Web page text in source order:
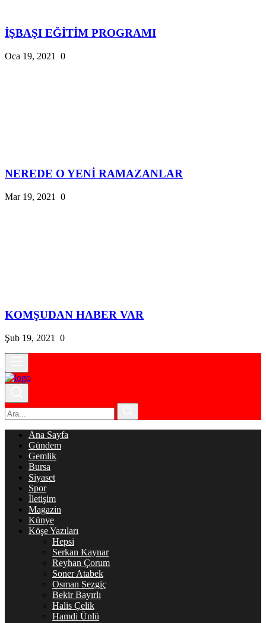
İŞBAŞI EĞİTİM PROGRAMI
Oca 19, 2021 0
NEREDE O YENİ RAMAZANLAR
Mar 19, 2021 0
KOMŞUDAN HABER VAR
Şub 19, 2021 0
Ana Sayfa
Gündem
Gemlik
Bursa
Siyaset
Spor
İletişim
Magazin
Künye
Köşe Yazıları
Hepsi
Serkan Kaynar
Reyhan Çorum
Soner Atabek
Osman Sezgiç
Bekir Bayırlı
Halis Çelik
Hamdi Ünlü